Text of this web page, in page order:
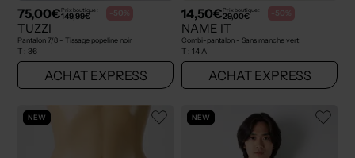
75,00€Prix boutique :
149,99€ -50%
TUZZI
Pantalon 7/8 - Tissage popeline noir
T : 36
ACHAT EXPRESS
14,50€Prix boutique :
29,00€ -50%
NAME IT
Combi-pantalon - Sans manche vert
T : 14 A
ACHAT EXPRESS
NEW NEW